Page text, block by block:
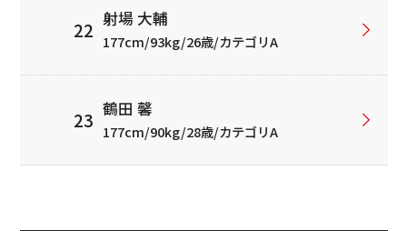
射場 大輔
177cm/93kg/26歳/カテゴリA
鶴田 馨
177cm/90kg/28歳/カテゴリA